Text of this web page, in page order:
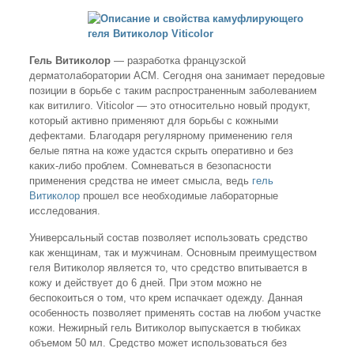
Гель Витиколор— разработка французской
дерматолаборатории АСМ. Сегодня она занимает передовые
позиции в борьбе с таким распространенным заболеванием
как витилиго. Viticolor — это относительно новый продукт,
который активно применяют для борьбы с кожными
дефектами. Благодаря регулярному применению геля
белые пятна на коже удастся скрыть оперативно и без
каких-либо проблем. Сомневаться в безопасности
применения средства не имеет смысла, ведь гель
Витиколорпрошел все необходимые лабораторные
исследования.
Универсальный состав позволяет использовать средство
как женщинам, так и мужчинам. Основным преимуществом
геля Витиколор является то, что средство впитывается в
кожу и действует до 6 дней. При этом можно не
беспокоиться о том, что крем испачкает одежду. Данная
особенность позволяет применять состав на любом участке
кожи. Нежирный гель Витиколор выпускается в тюбиках
объемом 50 мл. Средство может использоваться без